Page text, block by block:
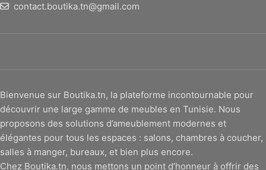
contact.boutika.tn@gmail.com
Bienvenue sur Boutika.tn, la plateforme incontournable pour
découvrir une large gamme de meubles en Tunisie. Nous
proposons des solutions d’ameublement modernes et
élégantes pour tous les espaces : salons, chambres à coucher,
salles à manger, bureaux, et bien plus encore.
Chez Boutika.tn, nous mettons un point d’honneur à offrir des